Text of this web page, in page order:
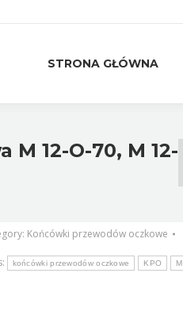
STRONA GŁÓWNA
12-O-70, M 12-
Końcówki przewodów oczkowe
końcówki przewodów oczkowe KPO M